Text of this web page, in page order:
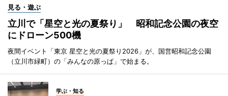
見る・遊ぶ
立川で「星空と光の夏祭り」 昭和記念公園の夜空
にドローン500機
夜間イベント「東京 星空と光の夏祭り2026」が、国営昭和記念公園
（立川市緑町）の「みんなの原っぱ」で始まる。
学ぶ・知る